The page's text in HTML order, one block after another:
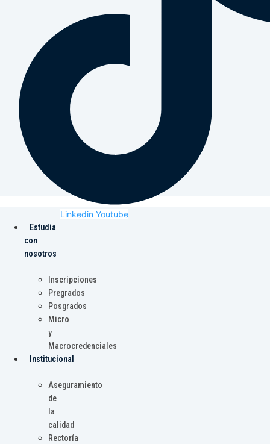
Linkedin Youtube
Estudia
con
nosotros
Inscripciones
Pregrados
Posgrados
Micro
y
Macrocredenciales
Institucional
Aseguramiento
de
la
calidad
Rectoría